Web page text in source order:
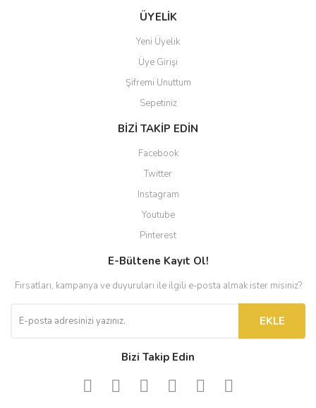
ÜYELİK
Yeni Üyelik
Üye Girişi
Şifremi Unuttum
Sepetiniz
BİZİ TAKİP EDİN
Facebook
Twitter
Instagram
Youtube
Pinterest
E-Bültene Kayıt Ol!
Fırsatları, kampanya ve duyuruları ile ilgili e-posta almak ister misiniz?
EKLE
Bizi Takip Edin